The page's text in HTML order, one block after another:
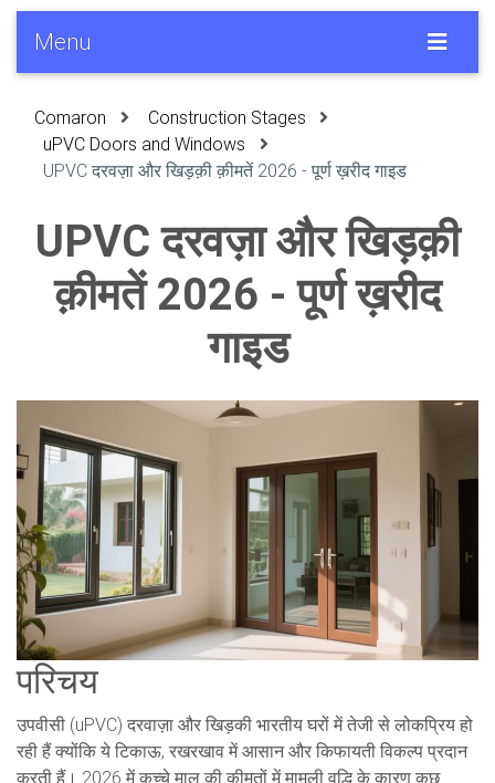
Menu
Comaron
Construction Stages
uPVC Doors and Windows
UPVC दरवज़ा और खिड़क़ी क़ीमतें 2026 - पूर्ण ख़रीद गाइड
UPVC दरवज़ा और खिड़क़ी
क़ीमतें 2026 - पूर्ण ख़रीद
गाइड
परिचय
उपवीसी (uPVC) दरवाज़ा और खिड़की भारतीय घरों में तेजी से लोकप्रिय हो
रही हैं क्योंकि ये टिकाऊ, रखरखाव में आसान और किफायती विकल्प प्रदान
करती हैं। 2026 में कच्चे माल की कीमतों में मामूली वृद्धि के कारण कुछ